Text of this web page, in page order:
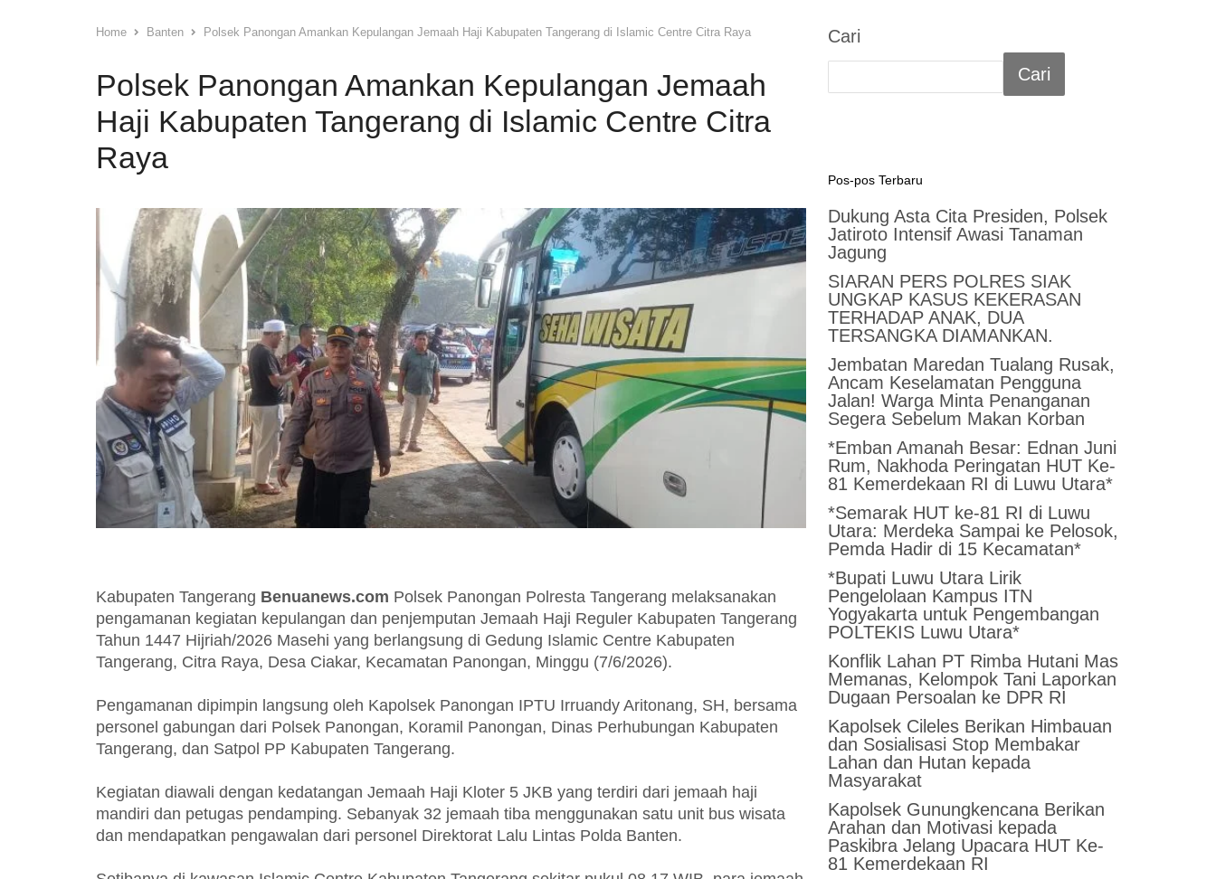
Home Banten Polsek Panongan Amankan Kepulangan Jemaah Haji Kabupaten Tangerang di Islamic Centre Citra Raya
Polsek Panongan Amankan Kepulangan Jemaah
Haji Kabupaten Tangerang di Islamic Centre Citra
Raya
Kabupaten Tangerang Benuanews.com Polsek Panongan Polresta Tangerang melaksanakan
pengamanan kegiatan kepulangan dan penjemputan Jemaah Haji Reguler Kabupaten Tangerang
Tahun 1447 Hijriah/2026 Masehi yang berlangsung di Gedung Islamic Centre Kabupaten
Tangerang, Citra Raya, Desa Ciakar, Kecamatan Panongan, Minggu (7/6/2026).
Pengamanan dipimpin langsung oleh Kapolsek Panongan IPTU Irruandy Aritonang, SH, bersama
personel gabungan dari Polsek Panongan, Koramil Panongan, Dinas Perhubungan Kabupaten
Tangerang, dan Satpol PP Kabupaten Tangerang.
Kegiatan diawali dengan kedatangan Jemaah Haji Kloter 5 JKB yang terdiri dari jemaah haji
mandiri dan petugas pendamping. Sebanyak 32 jemaah tiba menggunakan satu unit bus wisata
dan mendapatkan pengawalan dari personel Direktorat Lalu Lintas Polda Banten.
Cari
Cari
Pos-pos Terbaru
Dukung Asta Cita Presiden, Polsek
Jatiroto Intensif Awasi Tanaman
Jagung
SIARAN PERS POLRES SIAK
UNGKAP KASUS KEKERASAN
TERHADAP ANAK, DUA
TERSANGKA DIAMANKAN.
Jembatan Maredan Tualang Rusak,
Ancam Keselamatan Pengguna
Jalan! Warga Minta Penanganan
Segera Sebelum Makan Korban
*Emban Amanah Besar: Ednan Juni
Rum, Nakhoda Peringatan HUT Ke-
81 Kemerdekaan RI di Luwu Utara*
*Semarak HUT ke-81 RI di Luwu
Utara: Merdeka Sampai ke Pelosok,
Pemda Hadir di 15 Kecamatan*
*Bupati Luwu Utara Lirik
Pengelolaan Kampus ITN
Yogyakarta untuk Pengembangan
POLTEKIS Luwu Utara*
Konflik Lahan PT Rimba Hutani Mas
Memanas, Kelompok Tani Laporkan
Dugaan Persoalan ke DPR RI
Kapolsek Cileles Berikan Himbauan
dan Sosialisasi Stop Membakar
Lahan dan Hutan kepada
Masyarakat
‎Kapolsek Gunungkencana Berikan
Arahan dan Motivasi kepada
Paskibra Jelang Upacara HUT Ke-
81 Kemerdekaan RI